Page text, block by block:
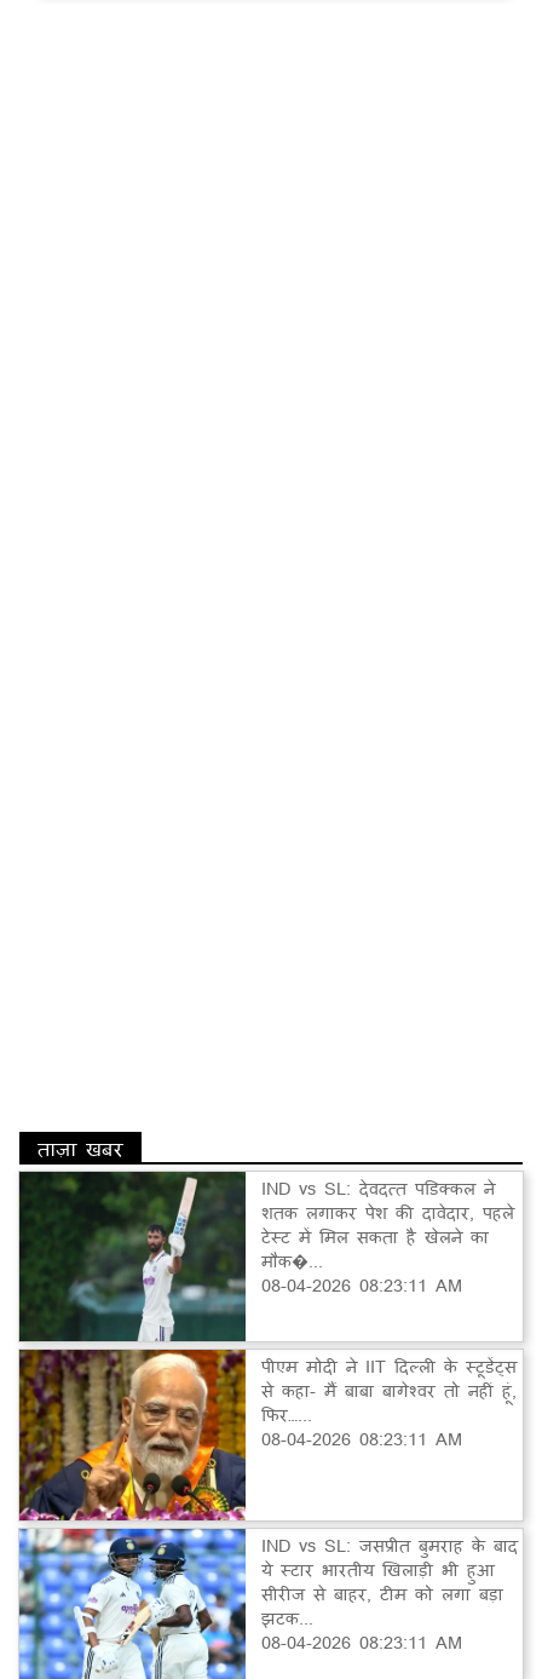
ताज़ा खबर
IND vs SL: देवदत्त पडिक्कल ने
शतक लगाकर पेश की दावेदार, पहले
टेस्ट में मिल सकता है खेलने का
मौक�...
08-04-2026 08:23:11 AM
पीएम मोदी ने IIT दिल्ली के स्टूडेंट्स
से कहा- मैं बाबा बागेश्वर तो नहीं हूं,
फिर…...
08-04-2026 08:23:11 AM
IND vs SL: जसप्रीत बुमराह के बाद
ये स्टार भारतीय खिलाड़ी भी हुआ
सीरीज से बाहर, टीम को लगा बड़ा
झटक...
08-04-2026 08:23:11 AM